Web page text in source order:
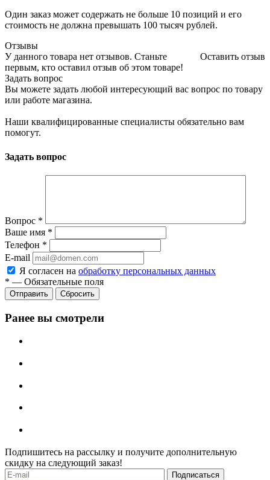
Один заказ может содержать не больше 10 позиций и его
стоимость не должна превышать 100 тысяч рублей.
Отзывы
Оставить отзыв
У данного товара нет отзывов. Станьте
первым, кто оставил отзыв об этом товаре!
Задать вопрос
Вы можете задать любой интересующий вас вопрос по товару
или работе магазина.
Наши квалифицированные специалисты обязательно вам
помогут.
Задать вопрос
Вопрос *
Ваше имя *
Телефон *
E-mail
Я согласен на обработку персональных данных
* — Обязательные поля
Отправить Сбросить
Ранее вы смотрели
Подпишитесь на рассылку и получите дополнительную
скидку на следующий заказ!